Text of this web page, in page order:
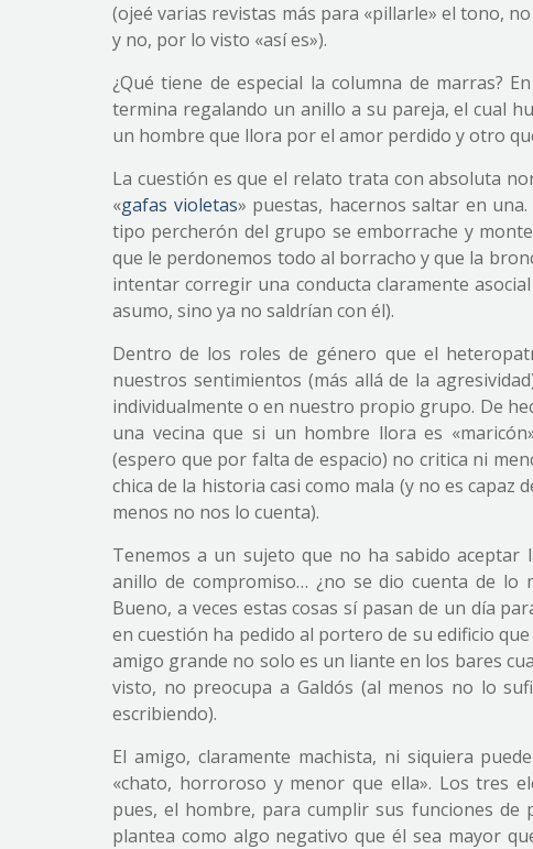
(ojeé varias revistas más para «pillarle» el tono,
y no, por lo visto «así es»).
¿Qué tiene de especial la columna de marras?
termina regalando un anillo a su pareja, el cual
un hombre que llora por el amor perdido y otro
La cuestión es que el relato trata con absoluta
«gafas violetas» puestas, hacernos saltar en
tipo percherón del grupo se emborrache y
que le perdonemos todo al borracho y que la
intentar corregir una conducta claramente
asumo, sino ya no saldrían con él).
Dentro de los roles de género que el
nuestros sentimientos (más allá de la
individualmente o en nuestro propio grupo. De
una vecina que si un hombre llora es
(espero que por falta de espacio) no critica ni
chica de la historia casi como mala (y no es
menos no nos lo cuenta).
Tenemos a un sujeto que no ha sabido
anillo de compromiso… ¿no se dio cuenta de lo
Bueno, a veces estas cosas sí pasan de un día
en cuestión ha pedido al portero de su edificio
amigo grande no solo es un liante en los bares
visto, no preocupa a Galdós (al menos no lo
escribiendo).
El amigo, claramente machista, ni siquiera
«chato, horroroso y menor que ella». Los tres
pues, el hombre, para cumplir sus funciones
plantea como algo negativo que él sea mayor